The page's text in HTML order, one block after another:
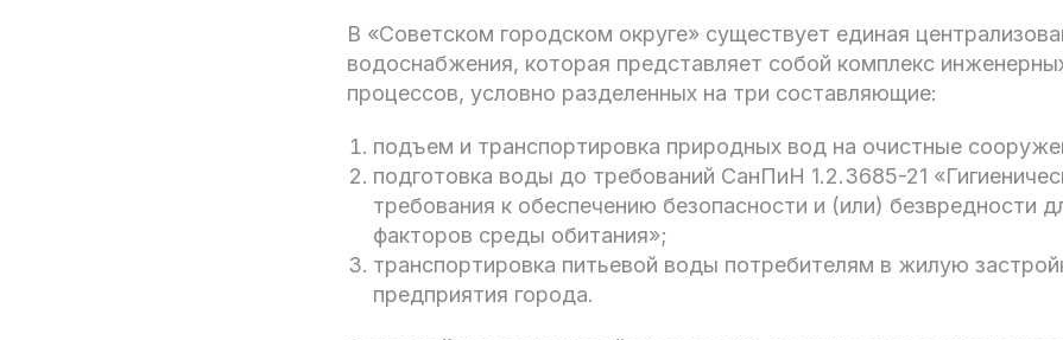
В «Советском городском округе» существует единая
водоснабжения, которая представляет собой комплекс
процессов, условно разделенных на три составляющие:
подъем и транспортировка природных вод на очистные
подготовка воды до требований СанПиН 1.2.3685-21
требования к обеспечению безопасности и (или) безвредности
факторов среды обитания»;
транспортировка питьевой воды потребителям в жилую
предприятия города.